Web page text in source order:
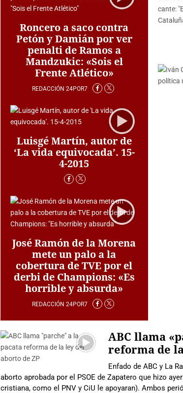
Roncero a saco contra
Petón y Damián por ver
penalti de Ramos a
Mandzukic: «Sois el
Frente Atlético»
REDACCIÓN 24POR7
Luisgé Martín, autor de
‘La vida equivocada’. 15-
4-2015
José Ramón de la Morena
mete un palo a la
cobertura de TVE por el
derbi de Champions: «Es
horrible y absurda»
REDACCIÓN 24POR7
ABC llama
reforma de
Enfado de ABC y La
aborto aprobada por el PSOE de Zapatero que hizo
cristiana, como el PNV y CiU le apoyaran). Ambos